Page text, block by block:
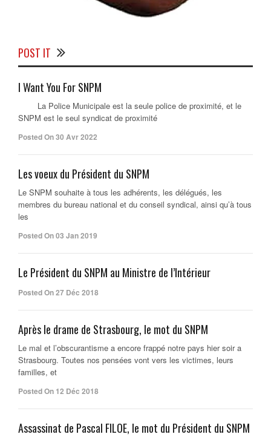
POST IT
I Want You For SNPM
La Police Municipale est la seule police de proximité, et le
SNPM est le seul syndicat de proximité
Posted On 30 Avr 2022
Les voeux du Président du SNPM
Le SNPM souhaite à tous les adhérents, les délégués, les
membres du bureau national et du conseil syndical, ainsi qu’à tous
les
Posted On 03 Jan 2019
Le Président du SNPM au Ministre de l’Intérieur
Posted On 27 Déc 2018
Après le drame de Strasbourg, le mot du SNPM
Le mal et l’obscurantisme a encore frappé notre pays hier soir a
Strasbourg. Toutes nos pensées vont vers les victimes, leurs
familles, et
Posted On 12 Déc 2018
Assassinat de Pascal FILOE, le mot du Président du SNPM